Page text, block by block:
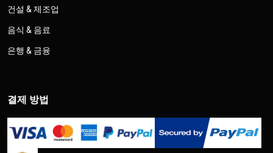
건설 & 제조업
음식 & 음료
은행 & 금융
결제 방법